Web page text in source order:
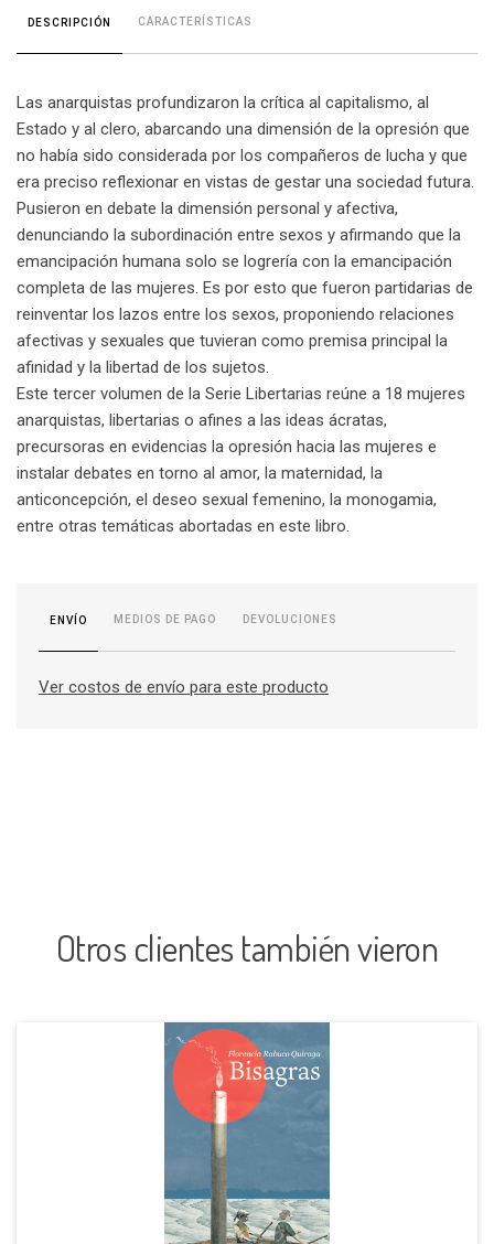
DESCRIPCIÓN CARACTERÍSTICAS
Las anarquistas profundizaron la crítica al capitalismo, al
Estado y al clero, abarcando una dimensión de la opresión que
no había sido considerada por los compañeros de lucha y que
era preciso reflexionar en vistas de gestar una sociedad futura.
Pusieron en debate la dimensión personal y afectiva,
denunciando la subordinación entre sexos y afirmando que la
emancipación humana solo se logrería con la emancipación
completa de las mujeres. Es por esto que fueron partidarias de
reinventar los lazos entre los sexos, proponiendo relaciones
afectivas y sexuales que tuvieran como premisa principal la
afinidad y la libertad de los sujetos.
Este tercer volumen de la Serie Libertarias reúne a 18 mujeres
anarquistas, libertarias o afines a las ideas ácratas,
precursoras en evidencias la opresión hacia las mujeres e
instalar debates en torno al amor, la maternidad, la
anticoncepción, el deseo sexual femenino, la monogamia,
entre otras temáticas abortadas en este libro.
ENVÍO MEDIOS DE PAGO DEVOLUCIONES
Ver costos de envío para este producto
Otros clientes también vieron